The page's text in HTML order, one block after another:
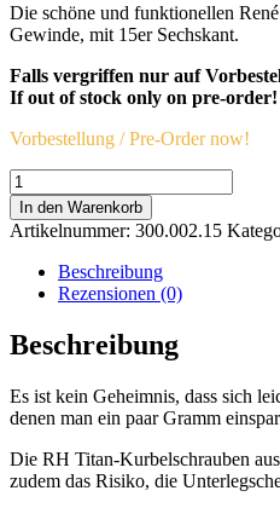
Die schöne und funktionellen
Gewinde, mit 15er Sechskant.
Falls vergriffen nur auf
If out of stock only on pre-order!
Vorbestellung / Pre-Order now!
René
Herse
Kurbelschrauben
Titan
Menge
In den Warenkorb
Artikelnummer: 300.002.15
Beschreibung
Rezensionen (0)
Beschreibung
Es ist kein Geheimnis, dass sich
denen man ein paar Gramm
Die RH Titan-Kurbelschrauben
zudem das Risiko, die